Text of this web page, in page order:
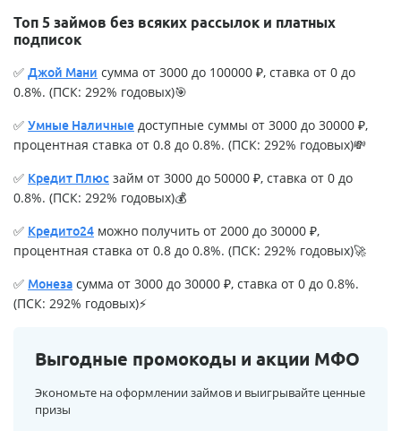
Топ 5 займов без всяких рассылок и платных
подписок
✅ Джой Мани сумма от 3000 до 100000 ₽, ставка от 0 до
0.8%. (ПСК: 292% годовых)🎯
✅ Умные Наличные доступные суммы от 3000 до 30000 ₽,
процентная ставка от 0.8 до 0.8%. (ПСК: 292% годовых)💸
✅ Кредит Плюс займ от 3000 до 50000 ₽, ставка от 0 до
0.8%. (ПСК: 292% годовых)💰
✅ Кредито24 можно получить от 2000 до 30000 ₽,
процентная ставка от 0.8 до 0.8%. (ПСК: 292% годовых)🚀
✅ Монеза сумма от 3000 до 30000 ₽, ставка от 0 до 0.8%.
(ПСК: 292% годовых)⚡
Выгодные промокоды и акции МФО
Экономьте на оформлении займов и выигрывайте ценные
призы